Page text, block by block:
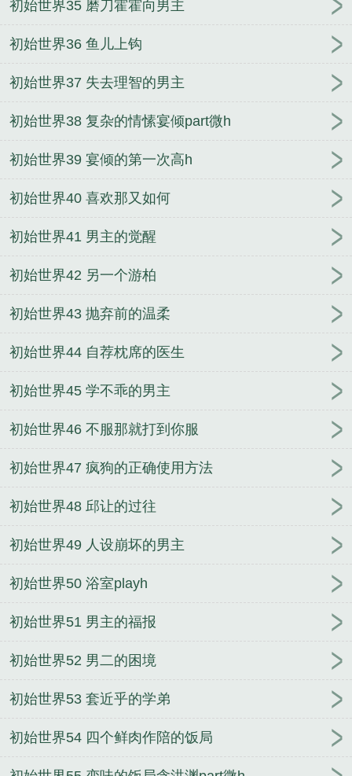
初始世界35 磨刀霍霍向男主
初始世界36 鱼儿上钩
初始世界37 失去理智的男主
初始世界38 复杂的情愫宴倾part微h
初始世界39 宴倾的第一次高h
初始世界40 喜欢那又如何
初始世界41 男主的觉醒
初始世界42 另一个游柏
初始世界43 抛弃前的温柔
初始世界44 自荐枕席的医生
初始世界45 学不乖的男主
初始世界46 不服那就打到你服
初始世界47 疯狗的正确使用方法
初始世界48 邱让的过往
初始世界49 人设崩坏的男主
初始世界50 浴室playh
初始世界51 男主的福报
初始世界52 男二的困境
初始世界53 套近乎的学弟
初始世界54 四个鲜肉作陪的饭局